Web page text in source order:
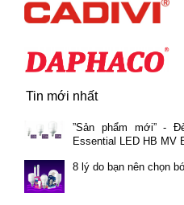
Tin mới nhất
”Sản phẩm mới” -
Essential LED HB MV
8 lý do bạn nên chọn